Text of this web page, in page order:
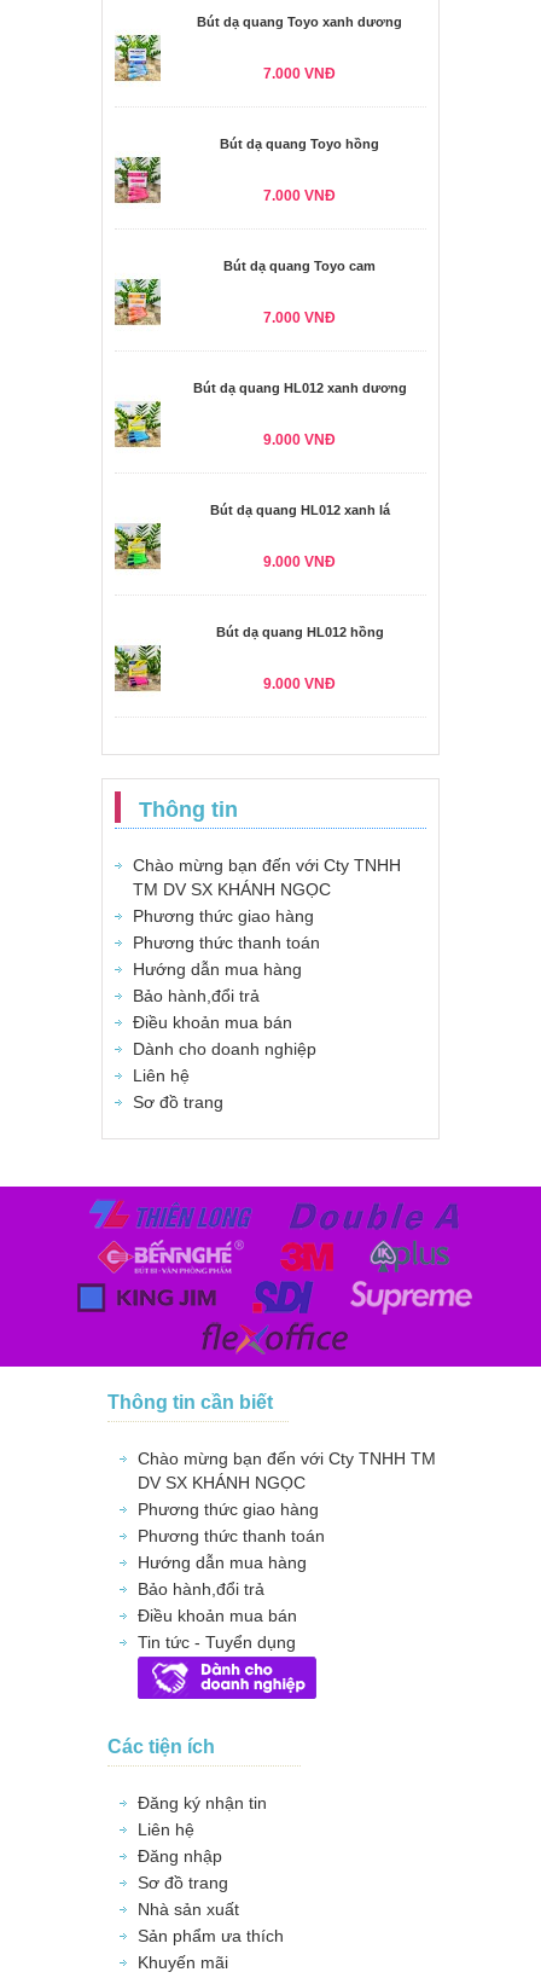
Bút dạ quang Toyo xanh dương
7.000 VNĐ
Bút dạ quang Toyo hồng
7.000 VNĐ
Bút dạ quang Toyo cam
7.000 VNĐ
Bút dạ quang HL012 xanh dương
9.000 VNĐ
Bút dạ quang HL012 xanh lá
9.000 VNĐ
Bút dạ quang HL012 hồng
9.000 VNĐ
Thông tin
Chào mừng bạn đến với Cty TNHH
TM DV SX KHÁNH NGỌC
Phương thức giao hàng
Phương thức thanh toán
Hướng dẫn mua hàng
Bảo hành,đổi trả
Điều khoản mua bán
Dành cho doanh nghiệp
Liên hệ
Sơ đồ trang
Thông tin cần biết
Chào mừng bạn đến với Cty TNHH TM
DV SX KHÁNH NGỌC
Phương thức giao hàng
Phương thức thanh toán
Hướng dẫn mua hàng
Bảo hành,đổi trả
Điều khoản mua bán
Tin tức - Tuyển dụng
Các tiện ích
Đăng ký nhận tin
Liên hệ
Đăng nhập
Sơ đồ trang
Nhà sản xuất
Sản phẩm ưa thích
Khuyến mãi